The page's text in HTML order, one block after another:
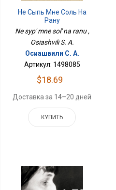
Не Сыпь Мне Соль На
Рану
Ne syp' mne sol' na ranu ,
Osiashvili S. A.
Осиашвили С. А.
Артикул: 1498085
$18.69
Доставка за 14–20 дней
КУПИТЬ